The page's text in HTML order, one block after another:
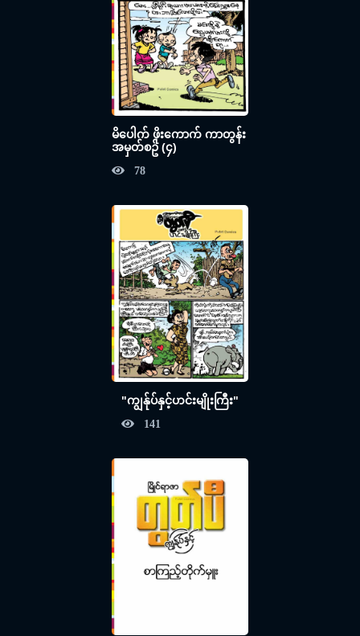
မိပေါက် ဖိုးကောက် ကာတွန်း
အမှတ်စဥ် (၄)
78
"ကျွန်ုပ်နှင့်ဟင်းမျိုးကြီး"
141